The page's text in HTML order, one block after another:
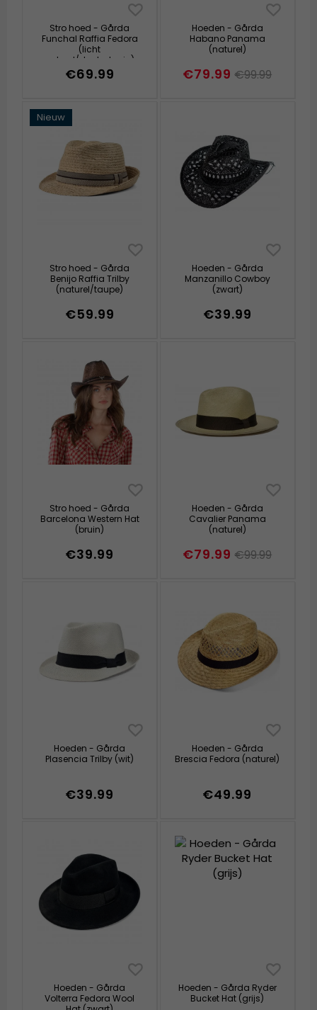
Stro hoed - Gårda
Funchal Raffia Fedora
(licht
naturel/donkerbruin)
€69.99
Hoeden - Gårda
Habano Panama
(naturel)
€79.99 €99.99
Nieuw
Stro hoed - Gårda
Benijo Raffia Trilby
(naturel/taupe)
€59.99
Hoeden - Gårda
Manzanillo Cowboy
(zwart)
€39.99
Stro hoed - Gårda
Barcelona Western Hat
(bruin)
€39.99
Hoeden - Gårda
Cavalier Panama
(naturel)
€79.99 €99.99
Hoeden - Gårda
Plasencia Trilby (wit)
€39.99
Hoeden - Gårda
Brescia Fedora (naturel)
€49.99
Hoeden - Gårda
Volterra Fedora Wool
Hoeden - Gårda Ryder
Bucket Hat (grijs)